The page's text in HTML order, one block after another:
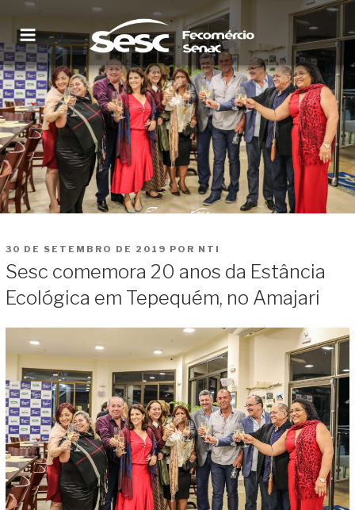
Pular
para
o
conteúdo
SESC RORAIMA
Site institucional
PUBLICADO
EM
30 DE SETEMBRO DE 2019 POR NTI
Sesc comemora 20 anos da Estância
Ecológica em Tepequém, no Amajari